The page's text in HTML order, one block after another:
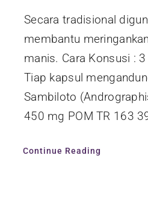
Secara tradisional
membantu
manis. Cara Konsusi :
Tiap kapsul
Sambiloto
450 mg POM TR 163
Continue Reading